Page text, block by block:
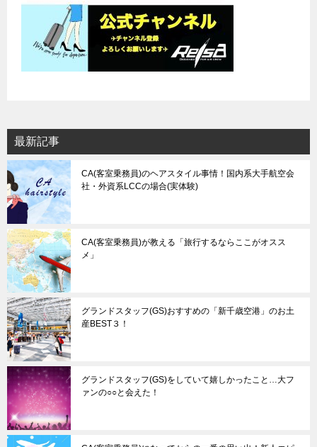
最新記事
CA(客室乗務員)のヘアスタイル事情！国内系大手航空会
社・外資系LCCの場合(実体験)
CA(客室乗務員)が教える「旅行するならここがオスス
メ」
グランドスタッフ(GS)おすすめの「新千歳空港」のお土
産BEST３！
グランドスタッフ(GS)をしていて嬉しかったこと…大フ
ァンの○○と会えた！